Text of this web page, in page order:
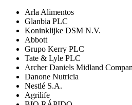
Arla Alimentos
Glanbia PLC
Koninklijke DSM N.V.
Abbott
Grupo Kerry PLC
Tate & Lyle PLC
Archer Daniels Midland
Danone Nutricia
Nestlé S.A.
Agrilife